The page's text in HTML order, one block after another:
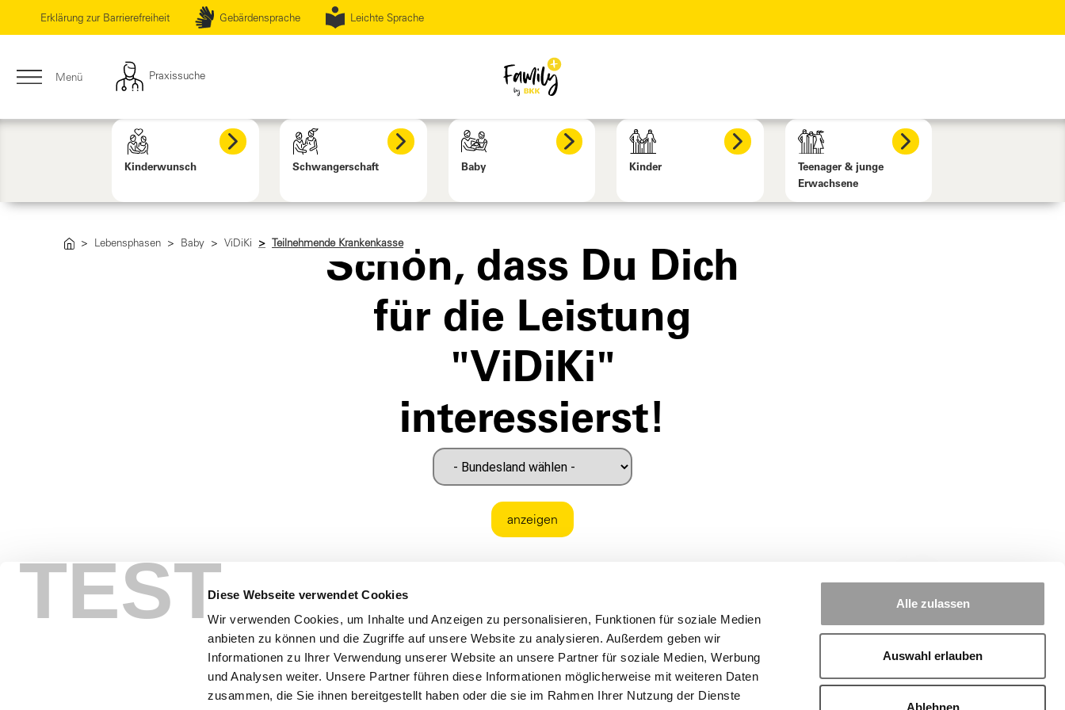
TESTDiese Webseite verwendet Cookies
Wir verwenden Cookies, um Inhalte und Anzeigen zu personalisieren, Funktionen für soziale Medien
anbieten zu können und die Zugriffe auf unsere Website zu analysieren. Außerdem geben wir
Informationen zu Ihrer Verwendung unserer Website an unsere Partner für soziale Medien, Werbung
und Analysen weiter. Unsere Partner führen diese Informationen möglicherweise mit weiteren Daten
zusammen, die Sie ihnen bereitgestellt haben oder die sie im Rahmen Ihrer Nutzung der Dienste
Alle zulassen
Auswahl erlauben
Ablehnen
Erklärung zur Barrierefreiheit Gebärdensprache Leichte Sprache
Menü Praxissuche
Kinderwunsch Schwangerschaft Baby Kinder
Teenager & junge
Erwachsene
Lebensphasen Baby ViDiKi Teilnehmende Krankenkasse
Schön, dass Du Dich
für die Leistung
"ViDiKi"
interessierst!
anzeigen
Datenschutz Impressum